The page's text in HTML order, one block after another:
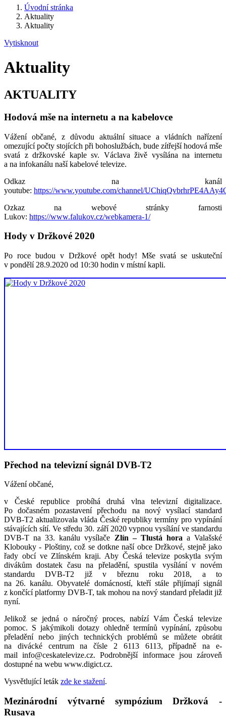
Úvodní stránka
Aktuality
Aktuality
Vytisknout
Aktuality
AKTUALITY
Hodová mše na internetu a na kabelovce
Vážení občané, z důvodu aktuální situace a vládních nařízení
omezující počty stojících při bohoslužbách, bude zítřejší hodová mše
svatá z držkovské kaple sv. Václava živě vysílána na internetu
a na infokanálu naší kabelové televize.
Odkaz na kanál
youtube: https://www.youtube.com/channel/
Ozkaz na webové stránky farnosti
Lukov: https://www.falukov.cz/webkamera-1/
Hody v Držkové 2020
Po roce budou v Držkové opět hody! Mše svatá se uskuteční
v pondělí 28.9.2020 od 10:30 hodin v místní kapli.
Přechod na televizní signál DVB-T2
Vážení občané,
v České republice probíhá druhá vlna televizní digitalizace.
Po dočasném pozastavení přechodu na nový vysílací standard
DVB-T2 aktualizovala vláda České republiky termíny pro vypínání
stávajících sítí. Ve středu 30. září 2020 vypnou vysílání ve standardu
DVB-T na 33. kanálu vysílače Zlín – Tlustá hora a Valašské
Klobouky - Ploštiny, což se dotkne naší obce Držkové, stejně jako
řady obcí ve Zlínském kraji. Aby Česká televize poskytla svým
divákům dostatek času na přeladění, spustila vysílání v novém
standardu DVB-T2 již v březnu roku 2018, a to
na 26. kanálu. Obyvatelé domácností, kteří stále přijímají signál
z končící platformy DVB-T, tak mohou na nový standard přeladit již
nyní.
Jelikož se jedná o náročný proces, nabízí Vám Česká televize
pomoc. S jakýmikoli dotazy ohledně termínů vypínání, způsobu
přeladění nebo jiných technických problémů se můžete obrátit
na divácké centrum na čísle 2 6113 6113, případně na e-
mail info@ceskatelevize.cz. Podrobnější informace jsou zároveň
dostupné na webu www.digict.cz.
Vysvětlující leták zde ke stažení.
Mezinárodní výtvarné sympózium Držková -
Rusava